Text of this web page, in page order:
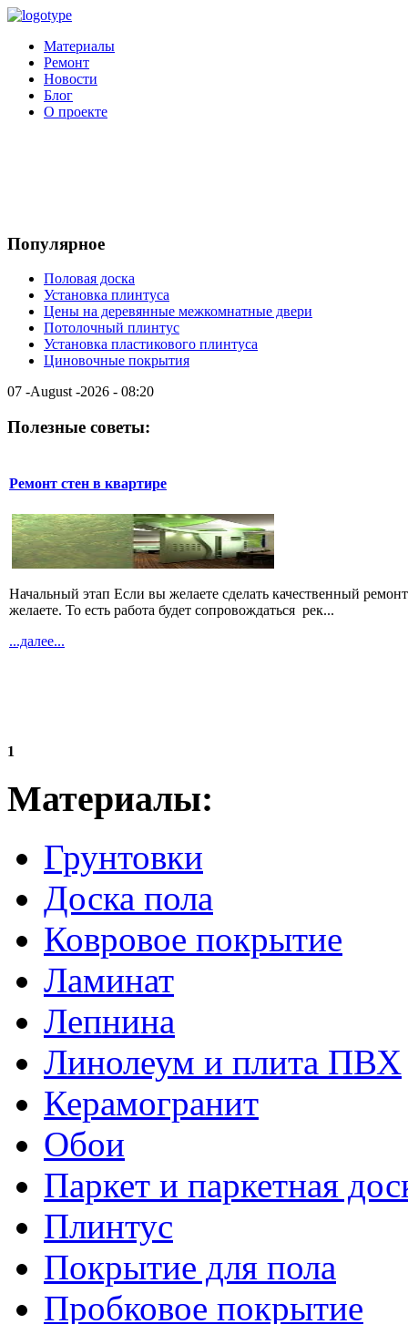
Материалы
Ремонт
Новости
Блог
О проекте
Популярное
Половая доска
Установка плинтуса
Цены на деревянные межкомнатные двери
Потолочный плинтус
Установка пластикового плинтуса
Циновочные покрытия
07 -August -2026 - 08:20
Полезные советы:
Ремонт стен в квартире
Начальный этап Если вы желаете сделать качественный
желаете. То есть работа будет сопровождаться рек...
...далее...
1
Материалы:
Грунтовки
Доска пола
Ковровое покрытие
Ламинат
Лепнина
Линолеум и плита ПВХ
Керамогранит
Обои
Паркет и паркетная
Плинтус
Покрытие для пола
Пробковое покрытие